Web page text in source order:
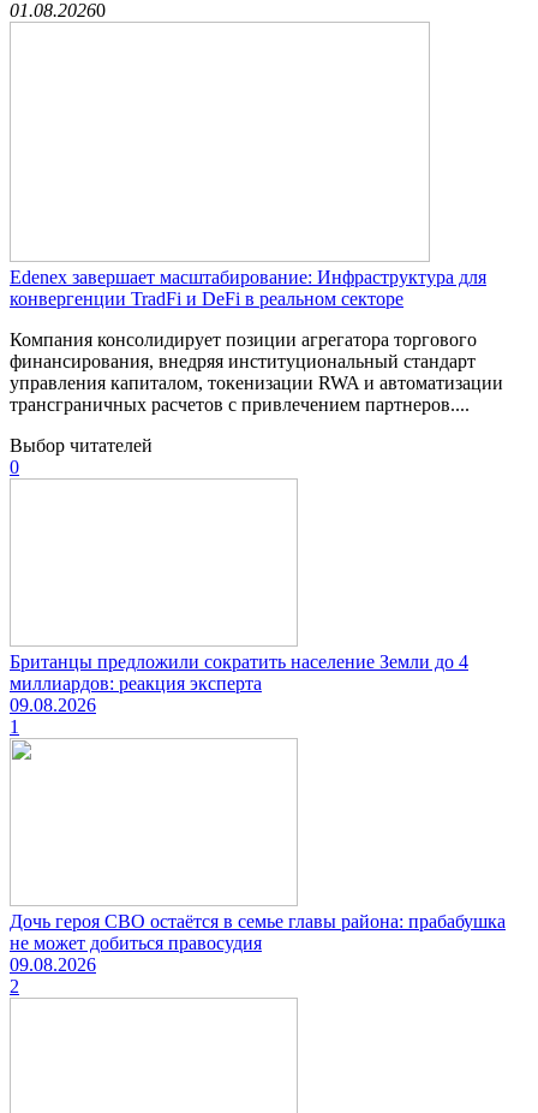
01.08.20260
Edenex завершает масштабирование: Инфраструктура для
конвергенции TradFi и DeFi в реальном секторе
Компания консолидирует позиции агрегатора торгового
финансирования, внедряя институциональный стандарт
управления капиталом, токенизации RWA и автоматизации
трансграничных расчетов с привлечением партнеров....
Выбор читателей
0
Британцы предложили сократить население Земли до 4
миллиардов: реакция эксперта
09.08.2026
1
Дочь героя СВО остаётся в семье главы района: прабабушка
не может добиться правосудия
09.08.2026
2